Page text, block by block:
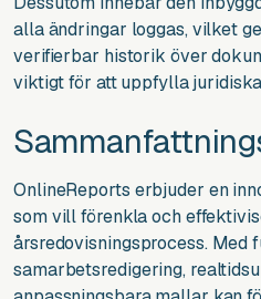
alla ändringar loggas, vilket
verifierbar historik över
viktigt för att uppfylla
OnlineReports erbjuder en
som vill förenkla och
årsredovisningsprocess. Med
samarbetsredigering,